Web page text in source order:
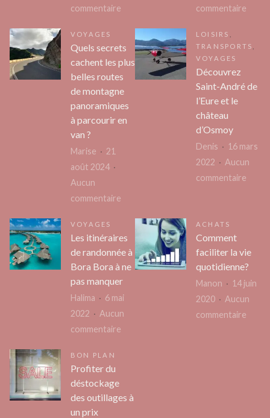
commentaire
prévenir
la
bruit
commentaire
?
VOYAGES
Quels secrets
cachent les plus
belles routes
de montagne
panoramiques
à parcourir en
van ?
Marise
21
août 2024
Aucun
commentaire
cachent
en
LOISIRS
TRANSPORTS
VOYAGES
Découvrez
Saint-André de
l’Eure et le
château
d’Osmoy
Denis
16 mars
2022
Aucun
commentaire
l’Eure
et
le
VOYAGES
Les itinéraires
de randonnée à
Bora Bora à ne
pas manquer
Halima
6 mai
2022
Aucun
commentaire
ACHATS
Comment
faciliter la vie
quotidienne?
Manon
14 juin
2020
Aucun
commentaire
BON PLAN
Profiter du
déstockage
des outillages à
un prix